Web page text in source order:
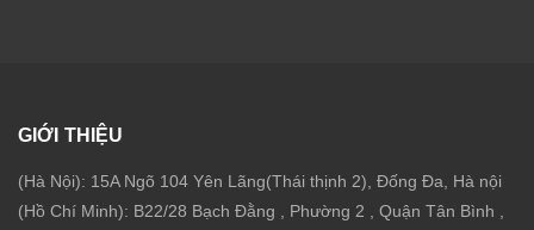
GIỚI THIỆU
(Hà Nội): 15A Ngõ 104 Yên Lãng(Thái thịnh 2), Đống Đa, Hà nội
(Hồ Chí Minh): B22/28 Bạch Đằng , Phường 2 , Quận Tân Bình ,